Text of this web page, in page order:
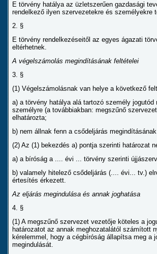
E törvény hatálya az üzletszerűen gazdasági
rendelkező ilyen szervezetekre és személyekre
2. §
E törvény rendelkezéseitől az egyes ágazati
eltérhetnek.
A végelszámolás megindításának feltételei
3. §
(1) Végelszámolásnak van helye a következő
a) a törvény hatálya alá tartozó személy
személyre (a továbbiakban: megszűnő
elhatározta;
b) nem állnak fenn a csődeljárás
(2) Az (1) bekezdés a) pontja szerinti határozat
a) a bíróság a .... évi ... törvény szerinti
b) valamely hitelező csődeljárás (.... évi... tv.)
értesítés érkezett.
Az eljárás megindulása és annak joghatása
4. §
(1) A megszűnő szervezet vezetője köteles a
határozatot az annak meghozatalától számított
kérelemmel, hogy a cégbíróság állapítsa meg a
megindulását.